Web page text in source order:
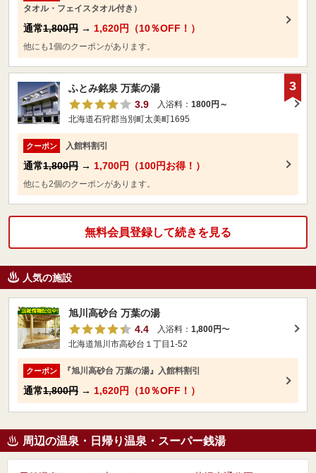
タオル・フェイスタオル付き）
通常1,800円 → 1,620円（10％OFF！）
他にも1個のクーポンがあります。
ふとみ銘泉 万葉の湯
3.9
入浴料： 1800円～
北海道石狩郡当別町太美町1695
クーポン 入館料割引
通常1,800円 → 1,700円（100円お得！）
他にも2個のクーポンがあります。
3
無料会員登録して続きを見る
人気の施設
旭川高砂台 万葉の湯
4.4
入浴料： 1,800円〜
北海道旭川市高砂台１丁目1-52
クーポン 『旭川高砂台 万葉の湯』入館料割引
通常1,800円 → 1,620円（10％OFF！）
周辺の温泉・日帰り温泉・スーパー銭湯